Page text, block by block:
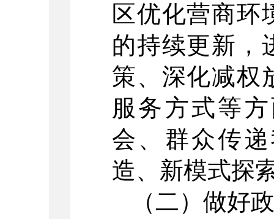
区优化营商环
的持续更新，
策、深化减权
服务方式等
会、群众传
造、新模式探
（二）做好